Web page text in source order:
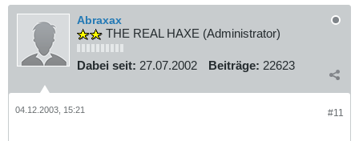
Abraxax
THE REAL HAXE (Administrator)
Dabei seit: 27.07.2002 Beiträge: 22623
#11
04.12.2003, 15:21